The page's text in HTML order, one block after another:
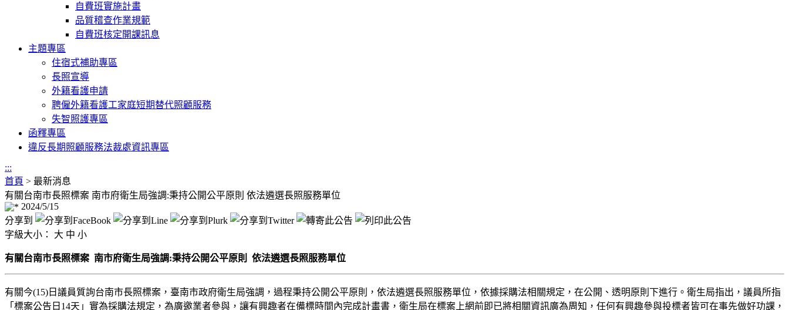
自費班實施計畫
品質稽查作業規範
自費班核定開課訊息
主題專區
住宿式補助專區
長照宣導
外籍看護申請
聘僱外籍看護工家庭短期替代照顧服務
失智照護專區
函釋專區
違反長期照顧服務法裁處資訊專區
:::
首頁 > 最新消息
有關台南市長照標案 南市府衛生局強調:秉持公開公平原則 依法遴選長照服務單位
2024/5/15
分享到
字級大小： 大 中 小
有關台南市長照標案 南市府衛生局強調:秉持公開公平原則 依法遴選長照服務單位
有關今(15)日議員質詢台南市長照標案，臺南市政府衛生局強調，過程秉持公開公平原則，依法遴選長照服務單位，依據採購法相關規定，在公開、透明原則下進行。衛生局指出，議員所指
「標案公告日14天」實為採購法規定，為廣邀業者參與，讓有興趣者在備標時間內完成計畫書，衛生局在標案上網前即已將相關資訊廣為周知，任何有興趣參與投標者皆可在事先做好功課，